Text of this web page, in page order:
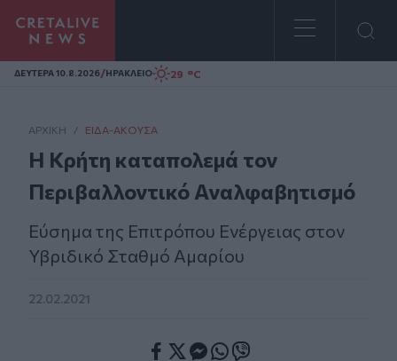
Homepage
ΔΕΥΤΕΡΑ 10.8.2026/ΗΡΑΚΛΕΙΟ 29 °C
ΑΡΧΙΚΗ / ΕΊΔΑ-ΆΚΟΥΣΑ
Η Κρήτη καταπολεμά τον
Περιβαλλοντικό Αναλφαβητισμό
Εύσημα της Επιτρόπου Ενέργειας στον
Υβριδικό Σταθμό Αμαρίου
22.02.2021